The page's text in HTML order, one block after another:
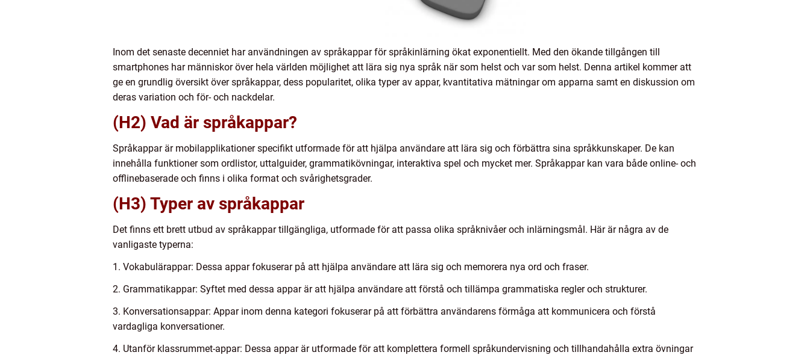
Inom det senaste decenniet har användningen av språkappar för språkinlärning ökat exponentiellt. Med den ökande tillgången till
smartphones har människor över hela världen möjlighet att lära sig nya språk när som helst och var som helst. Denna artikel kommer att
ge en grundlig översikt över språkappar, dess popularitet, olika typer av appar, kvantitativa mätningar om apparna samt en diskussion om
deras variation och för- och nackdelar.
(H2) Vad är språkappar?
Språkappar är mobilapplikationer specifikt utformade för att hjälpa användare att lära sig och förbättra sina språkkunskaper. De kan
innehålla funktioner som ordlistor, uttalguider, grammatikövningar, interaktiva spel och mycket mer. Språkappar kan vara både online- och
offlinebaserade och finns i olika format och svårighetsgrader.
(H3) Typer av språkappar
Det finns ett brett utbud av språkappar tillgängliga, utformade för att passa olika språknivåer och inlärningsmål. Här är några av de
vanligaste typerna:
1. Vokabulärappar: Dessa appar fokuserar på att hjälpa användare att lära sig och memorera nya ord och fraser.
2. Grammatikappar: Syftet med dessa appar är att hjälpa användare att förstå och tillämpa grammatiska regler och strukturer.
3. Konversationsappar: Appar inom denna kategori fokuserar på att förbättra användarens förmåga att kommunicera och förstå
vardagliga konversationer.
4. Utanför klassrummet-appar: Dessa appar är utformade för att komplettera formell språkundervisning och tillhandahålla extra övningar